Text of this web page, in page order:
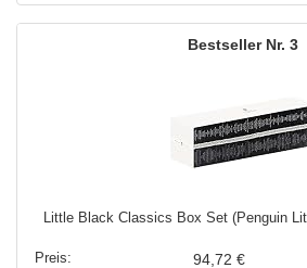
3
Little Black Classics Box Set (Penguin
94,72 €